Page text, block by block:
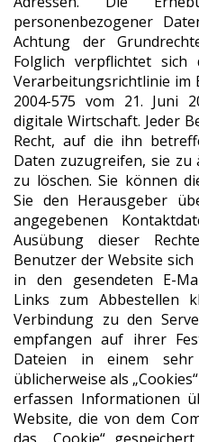
personenbezogener
Achtung der
Folglich verpflichtet
Verarbeitungsrichtlinie im
2004-575 vom 21. Juni
digitale Wirtschaft. Jeder
Recht, auf die ihn
Daten zuzugreifen, sie
zu löschen. Sie können
Sie den Herausgeber
angegebenen
Ausübung dieser
Benutzer der Website
in den gesendeten E-
Links zum Abbestellen
Verbindung zu den
empfangen auf ihrer
Dateien in einem
üblicherweise als
erfassen Informationen
Website, die von dem